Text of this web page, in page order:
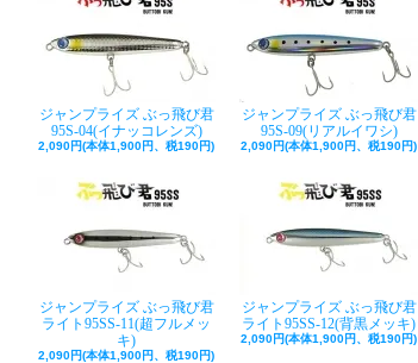
ジャンプライズ ぶっ飛び君
95S-04(イナッコレンズ)
2,090円(本体1,900円、税190円)
ジャンプライズ ぶっ飛び君
95S-09(リアルイワシ)
2,090円(本体1,900円、税190円)
ジャンプライズ ぶっ飛び君
ライト95SS-11(超フルメッ
キ)
2,090円(本体1,900円、税190円)
ジャンプライズ ぶっ飛び君
ライト95SS-12(背黒メッキ)
2,090円(本体1,900円、税190円)